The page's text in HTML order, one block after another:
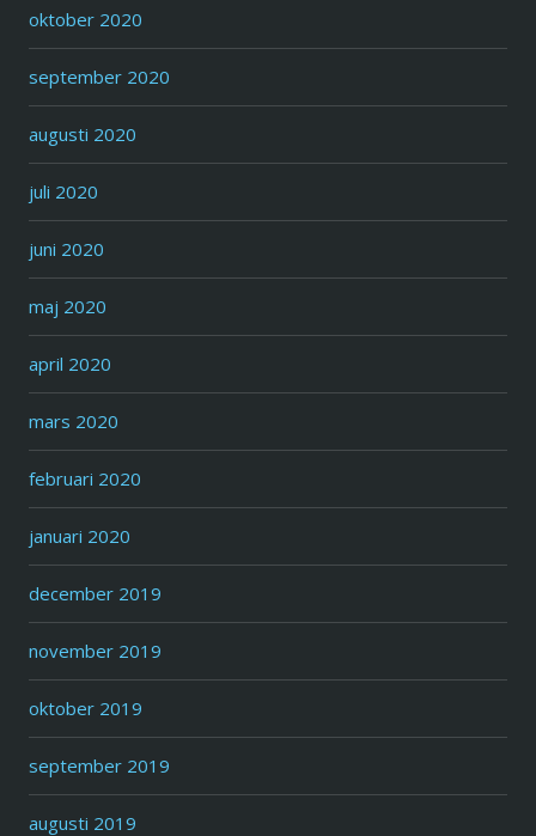
oktober 2020
september 2020
augusti 2020
juli 2020
juni 2020
maj 2020
april 2020
mars 2020
februari 2020
januari 2020
december 2019
november 2019
oktober 2019
september 2019
augusti 2019